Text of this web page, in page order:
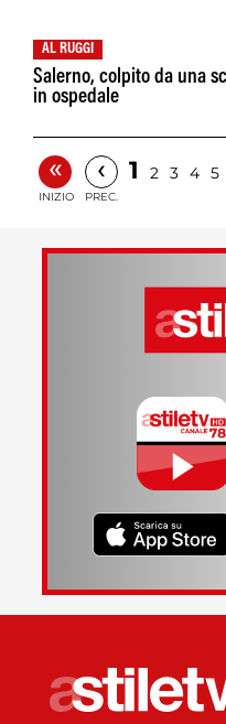
AL RUGGI
Salerno, colpito da una
in ospedale
«
INIZIO
‹
PREC.
1 2 3 4 5